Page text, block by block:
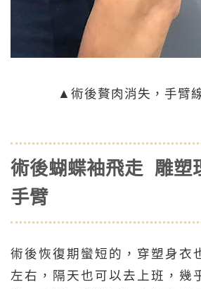
▲術後贅肉消失，手臂
術後蝴蝶袖飛走 雕塑
手臂
術後恢復期蠻短的，穿塑身衣
左右，隔天也可以去上班，幾